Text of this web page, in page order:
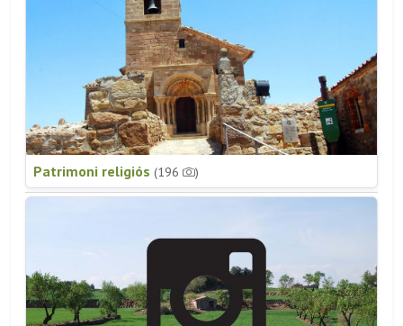
Patrimoni religiós (196 )